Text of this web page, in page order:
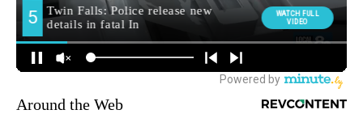
Around the Web